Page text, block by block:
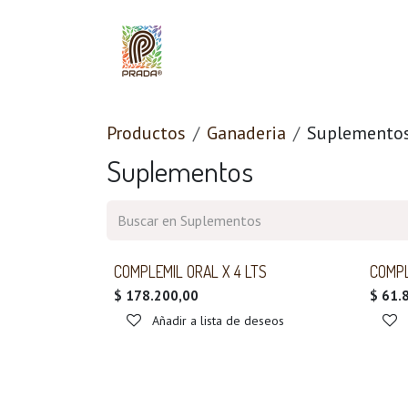
Productos Ganaderia
Suplementos
COMPLEMIL ORAL X 4 LTS
$ 178.200,00
Añadir a lista de deseos
$